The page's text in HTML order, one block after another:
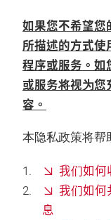
如果您不希望您
所描述的方式使
程序或服务。如
或服务将视为
容。
本隐私政策将帮
我们如何
我们如何
息